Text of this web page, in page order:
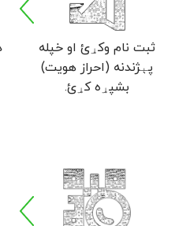
ثبت نام وکړئ او خپله
پېژندنه (احراز هویت)
بشپړه کړئ.